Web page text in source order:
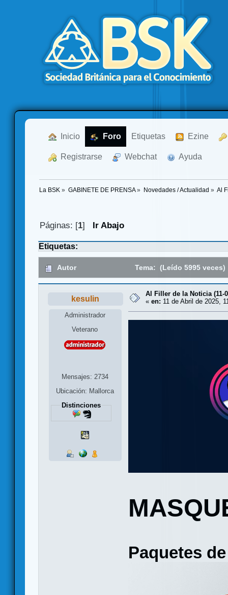
Inicio Foro Etiquetas Ezine
Registrarse Webchat Ayuda
La BSK » GABINETE DE PRENSA» Novedades / Actualidad » Al
Páginas: [1] Ir Abajo
Etiquetas:
Autor Tema: (Leído 5995 veces)
kesulin
Administrador
Veterano
Mensajes: 2734
Ubicación: Mallorca
Distinciones
Al Filler de la Noticia (11-
« en: 11 de Abril de 2025,
Paquetes